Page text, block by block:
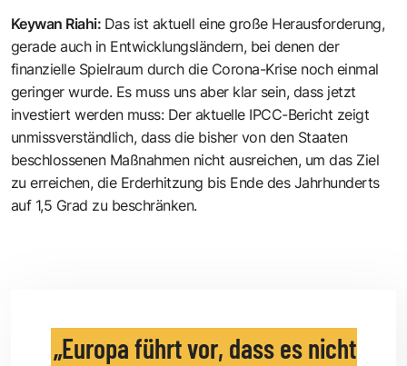
Keywan Riahi: Das ist aktuell eine große Herausforderung,
gerade auch in Entwicklungsländern, bei denen der
finanzielle Spielraum durch die Corona-Krise noch einmal
geringer wurde. Es muss uns aber klar sein, dass jetzt
investiert werden muss: Der aktuelle IPCC-Bericht zeigt
unmissverständlich, dass die bisher von den Staaten
beschlossenen Maßnahmen nicht ausreichen, um das Ziel
zu erreichen, die Erderhitzung bis Ende des Jahrhunderts
auf 1,5 Grad zu beschränken.
Europa führt vor, dass es nicht